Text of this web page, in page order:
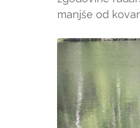
manjše od